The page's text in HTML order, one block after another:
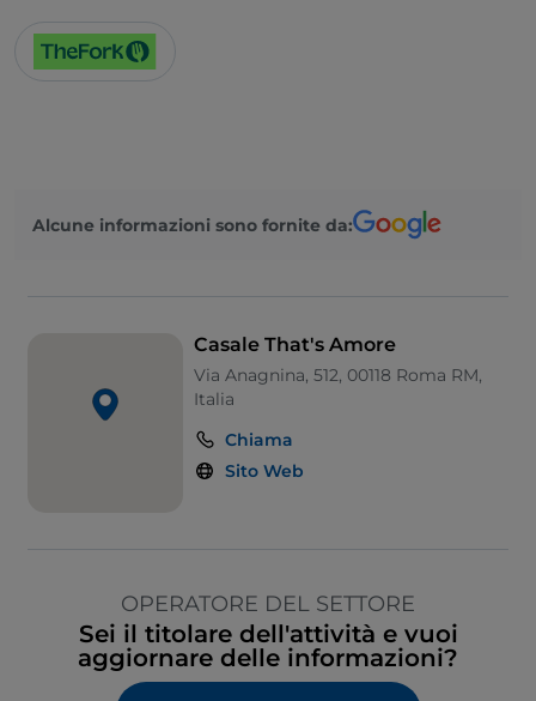
Alcune informazioni sono fornite da:
Casale That's Amore
Via Anagnina, 512, 00118 Roma RM,
Italia
Chiama
Sito Web
OPERATORE DEL SETTORE
Sei il titolare dell'attività e vuoi
aggiornare delle informazioni?